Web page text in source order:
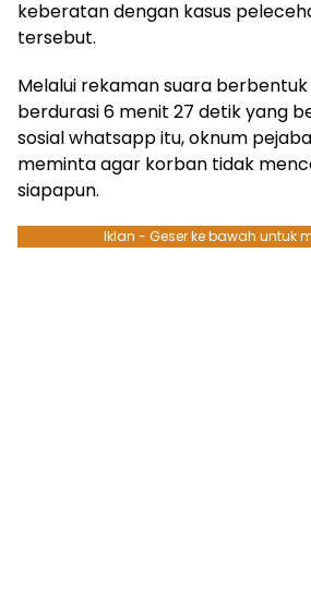
keberatan dengan kasus
tersebut.
Melalui rekaman suara
berdurasi 6 menit 27 detik yang
sosial whatsapp itu, oknum
meminta agar korban tidak
siapapun.
Iklan - Geser ke bawah untuk